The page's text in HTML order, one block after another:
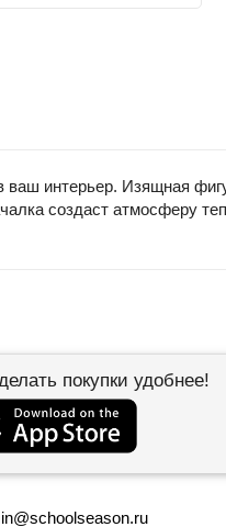
ваш интерьер. Изящная
создаст атмосферу
покупки удобнее!